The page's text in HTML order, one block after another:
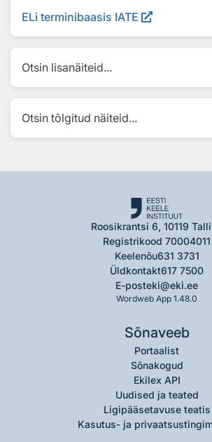
ELi terminibaasis IATE
Otsin lisanäiteid...
Otsin tõlgitud näiteid...
Roosikrantsi 6, 10119
Registrikood 70004011
Keelenõu631 3731
Üldkontakt617 7500
E-posteki@eki.ee
Wordweb App 1.48.0
Sõnaveeb
Portaalist
Sõnakogud
Ekilex API
Uudised ja teated
Ligipääsetavuse teatis
Kasutus- ja